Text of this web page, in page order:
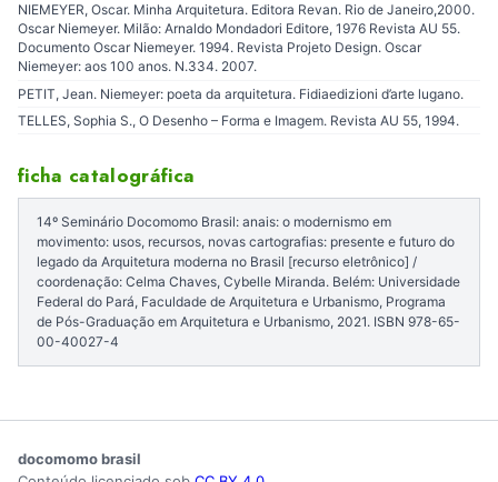
NIEMEYER, Oscar. Minha Arquitetura. Editora Revan. Rio de Janeiro,2000.
Oscar Niemeyer. Milão: Arnaldo Mondadori Editore, 1976 Revista AU 55.
Documento Oscar Niemeyer. 1994. Revista Projeto Design. Oscar
Niemeyer: aos 100 anos. N.334. 2007.
PETIT, Jean. Niemeyer: poeta da arquitetura. Fidiaedizioni d’arte lugano.
TELLES, Sophia S., O Desenho – Forma e Imagem. Revista AU 55, 1994.
ficha catalográfica
14º Seminário Docomomo Brasil: anais: o modernismo em
movimento: usos, recursos, novas cartografias: presente e futuro do
legado da Arquitetura moderna no Brasil [recurso eletrônico] /
coordenação: Celma Chaves, Cybelle Miranda. Belém: Universidade
Federal do Pará, Faculdade de Arquitetura e Urbanismo, Programa
de Pós-Graduação em Arquitetura e Urbanismo, 2021. ISBN 978-65-
00-40027-4
docomomo brasil